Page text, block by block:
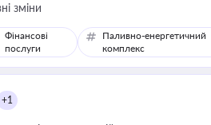
зміни
Фінансові
послуги
Паливно-енергетичний
комплекс
+1